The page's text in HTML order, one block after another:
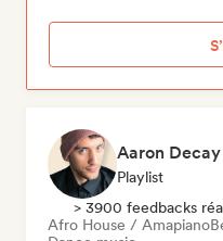
Playlist
> 3900 feedbacks
Afro House / Amapiano